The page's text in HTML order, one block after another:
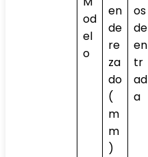
od
el
o
en
de
re
za
do
(
m
m
)
os
de
en
tr
ad
a